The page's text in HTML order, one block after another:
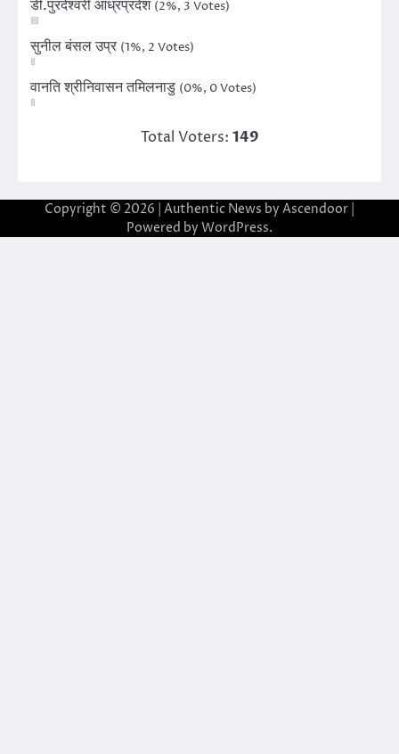
डी.पुरंदेश्वरी आंध्रप्रदेश (2%, 3 Votes)
सुनील बंसल उप्र (1%, 2 Votes)
वानति श्रीनिवासन तमिलनाडु (0%, 0 Votes)
Total Voters: 149
Copyright © 2026 | Authentic News by Ascendoor
Powered by WordPress.